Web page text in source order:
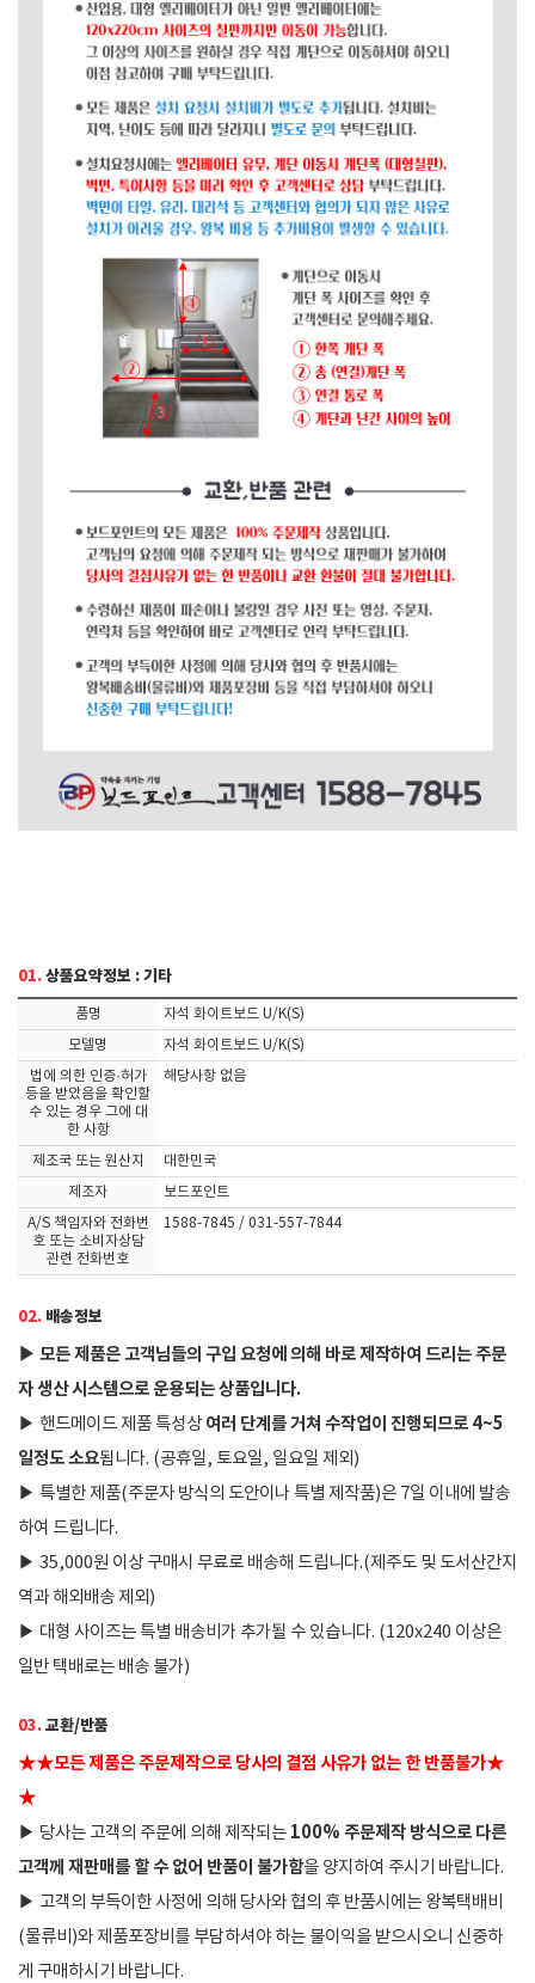
01.상품요약정보 : 기타
품명
자석 화이트보드 U/K(S)
모델명
자석 화이트보드 U/K(S)
법에 의한 인증·허가
등을 받았음을 확인할
수 있는 경우 그에 대
한 사항
해당사항 없음
제조국 또는 원산지
대한민국
제조자
보드포인트
A/S 책임자와 전화번
호 또는 소비자상담
관련 전화번호
1588-7845 / 031-557-7844
02. 배송정보
▶ 모든 제품은 고객님들의 구입 요청에 의해 바로 제작하여 드리는 주문
자 생산 시스템으로 운용되는 상품입니다.
▶ 핸드메이드 제품 특성상 여러 단계를 거쳐 수작업이 진행되므로 4~5
일정도 소요됩니다. (공휴일, 토요일, 일요일 제외)
▶ 특별한 제품(주문자 방식의 도안이나 특별 제작품)은 7일 이내에 발송
하여 드립니다.
▶ 35,000원 이상 구매시 무료로 배송해 드립니다.(제주도 및 도서산간지
역과 해외배송 제외)
▶ 대형 사이즈는 특별 배송비가 추가될 수 있습니다. (120x240 이상은
일반 택배로는 배송 불가)
03.교환/반품
★★모든 제품은 주문제작으로 당사의 결점 사유가 없는 한 반품불가★
★
▶ 당사는 고객의 주문에 의해 제작되는 100% 주문제작 방식으로 다른
고객께 재판매를 할 수 없어 반품이 불가함을 양지하여 주시기 바랍니다.
▶ 고객의 부득이한 사정에 의해 당사와 협의 후 반품시에는 왕복택배비
(물류비)와 제품포장비를 부담하셔야 하는 불이익을 받으시오니 신중하
게 구매하시기 바랍니다.